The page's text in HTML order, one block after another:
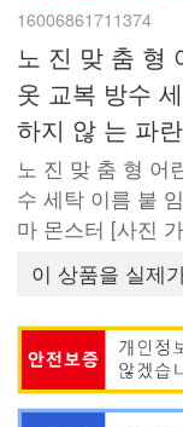
16006861711374
노 진 맞 춤 형
옷 교복 방수
하지 않 는 파
노 진 맞 춤 형 어
수 세탁 이름 붙
마 몬스터 [사진
이 상품을 실제